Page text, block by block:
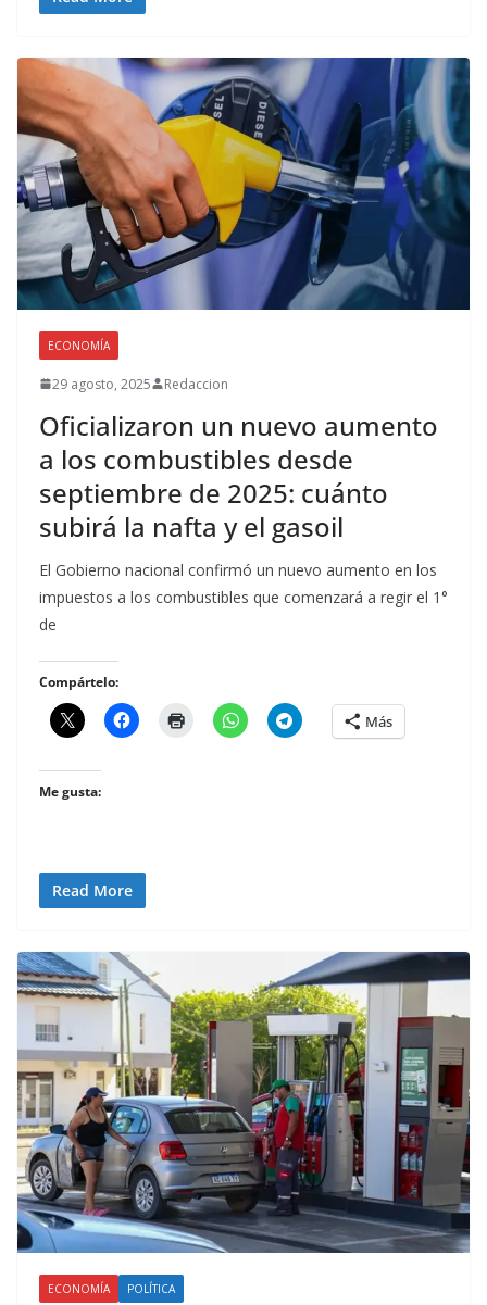
ECONOMÍA
29 agosto, 2025 Redaccion
Oficializaron un nuevo aumento
a los combustibles desde
septiembre de 2025: cuánto
subirá la nafta y el gasoil
El Gobierno nacional confirmó un nuevo aumento en los
impuestos a los combustibles que comenzará a regir el 1°
de
Compártelo:
Más
Me gusta:
Read More
ECONOMÍA POLÍTICA